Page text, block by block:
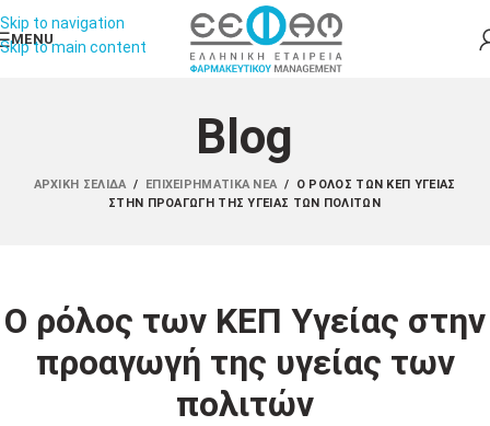
Skip to navigation
Skip to main content
MENU
Blog
ΑΡΧΙΚΉ ΣΕΛΊΔΑ / ΕΠΙΧΕΙΡΗΜΑΤΙΚΆ ΝΈΑ /
Ο ΡΌΛΟΣ ΤΩΝ ΚΕΠ ΥΓΕΊΑΣ
ΣΤΗΝ ΠΡΟΑΓΩΓΉ ΤΗΣ ΥΓΕΊΑΣ ΤΩΝ ΠΟΛΙΤΏΝ
Ο ρόλος των ΚΕΠ Υγείας στην
προαγωγή της υγείας των
πολιτών